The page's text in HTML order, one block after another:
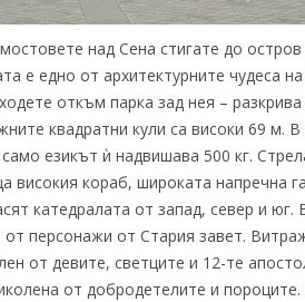
над Сена стигате до
е едно от архитектурните чудеса
откъм парка зад нея –
квадратни кули са високи 69 м.
езикът ѝ надвишава 500 кг.
високия кораб, широката напречна
катедралата от запад, север и
персонажи от Стария завет.
от девите, светците и 12-те
от добродетелите и